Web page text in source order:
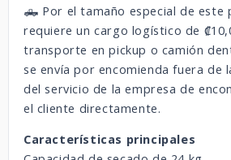
🛻 Por el tamaño especial de este
requiere un cargo logístico de
transporte en pickup o camión
se envía por encomienda fuera de
del servicio de la empresa de
el cliente directamente.
Características principales